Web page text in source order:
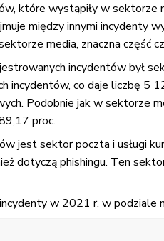
które wystąpiły w sektorze
między innymi incydenty
media, znaczna część
incydentów był
incydentów, co daje liczbę 5
Podobnie jak w sektorze
proc.
jest sektor poczta i usługi
dotyczą phishingu. Ten
w 2021 r. w podziale